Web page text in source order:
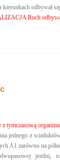
odbywał
Ruch
tymczasową
jednego z
A1 zarówno na
jezdni,